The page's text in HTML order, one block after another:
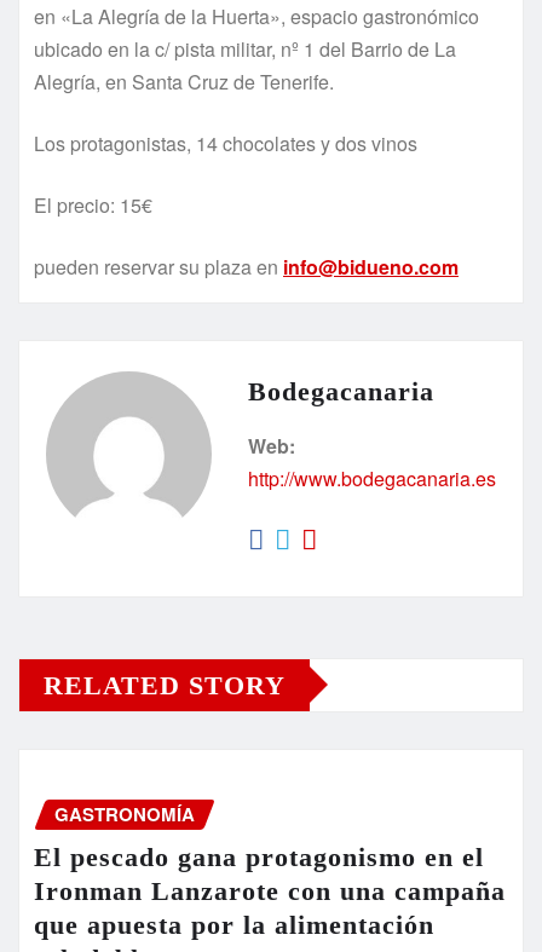
en «La Alegría de la Huerta», espacio gastronómico
ubicado en la c/ pista militar, nº 1 del Barrio de La
Alegría, en Santa Cruz de Tenerife.
Los protagonistas, 14 chocolates y dos vinos
El precio: 15€
pueden reservar su plaza en info@bidueno.com
Bodegacanaria
Web:
http://www.bodegacanaria.es
RELATED STORY
GASTRONOMÍA
El pescado gana protagonismo en el
Ironman Lanzarote con una campaña
que apuesta por la alimentación